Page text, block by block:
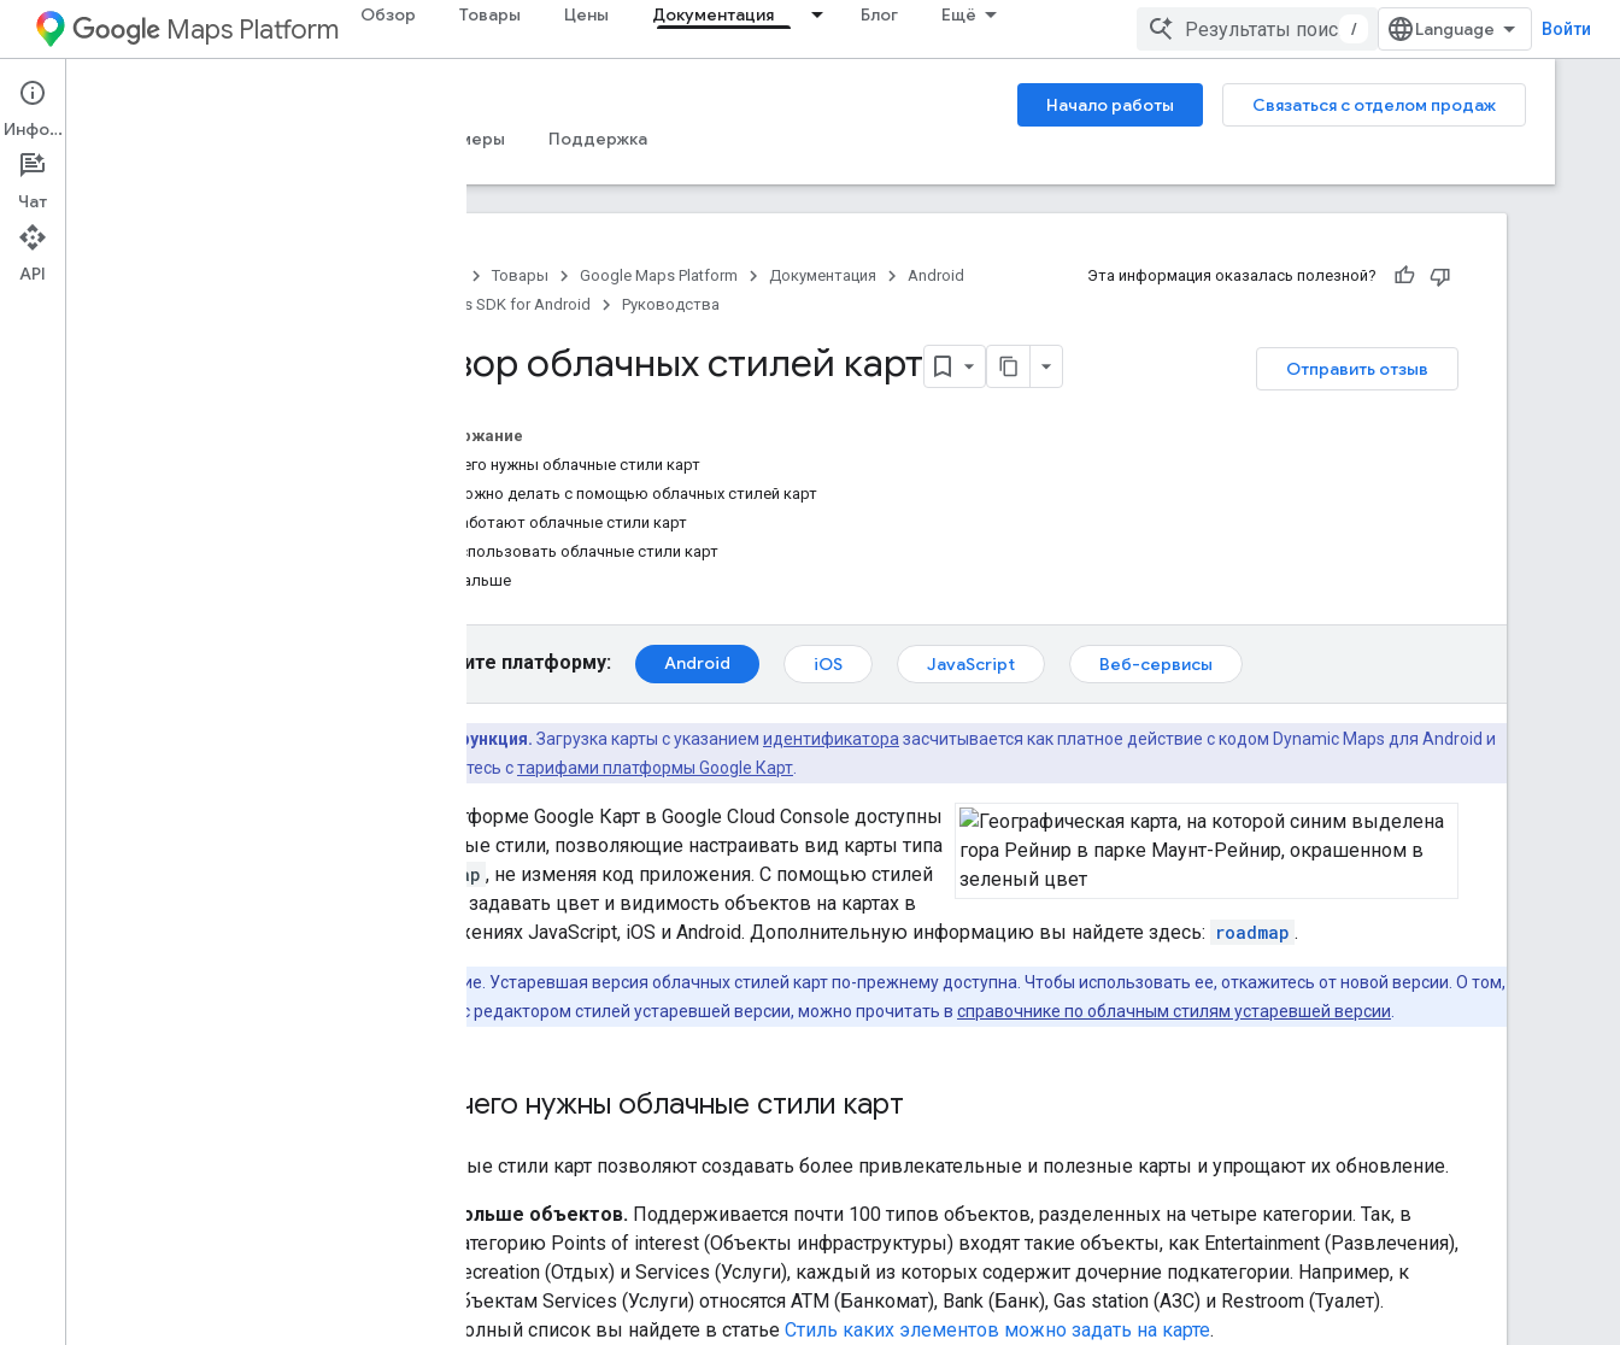
Maps Platform Обзор Товары Цены Документация Блог Ещё
/ Войти
Android Начало работы
Связаться с отделом продаж
Руководства
Примеры Поддержка
Товары Google Maps Platform Документация
Android
Maps SDK for Android
Руководства
Эта информация оказалась полезной?
Отправить отзыв
Обзор облачных стилей карт
Содержание
Для чего нужны облачные стили карт
Что можно делать с помощью облачных стилей карт
Как работают облачные стили карт
Как использовать облачные стили карт
Что дальше
Выберите платформу: Android iOS JavaScript Веб-сервисы
Платная функция. Загрузка карты с указанием идентификатора засчитывается как платное действие с кодом Dynamic Maps для Android и
iOS. Ознакомьтесь старифами платформы Google Карт
На платформе Google Карт в Google Cloud Console доступны
облачные стили, позволяющие настраивать вид карты типа
roadmap , не изменяя код приложения. С помощью стилей
можно задавать цвет и видимость объектов на картах в
приложениях JavaScript, iOS и Android. Дополнительную информацию вы найдете здесь: roadmap .
Примечание. Устаревшая версия облачных стилей карт по-прежнему доступна. Чтобы использовать ее, откажитесь от новой версии. О том,
как работать с редактором стилей устаревшей версии, можно прочитать в справочнике по облачным стилям устаревшей версии
Для чего нужны облачные стили карт
Облачные стили карт позволяют создавать более привлекательные и полезные карты и упрощают их обновление.
Больше объектов. Поддерживается почти 100 типов объектов, разделенных на четыре категории. Так, в
категорию Points of interest (Объекты инфраструктуры) входят такие объекты, как Entertainment (Развлечения),
Recreation (Отдых) и Services (Услуги), каждый из которых содержит дочерние подкатегории. Например, к
объектам Services (Услуги) относятся ATM (Банкомат), Bank (Банк), Gas station (АЗС) и Restroom (Туалет).
Полный список вы найдете в статье Стиль каких элементов можно задать на карте.
Информация
Чат
API